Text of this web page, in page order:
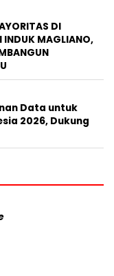
DI
INDUK MAGLIANO,
Data untuk
2026, Dukung